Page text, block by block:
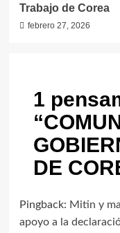
Trabajo de Corea
febrero 27, 2026
1
“
DE
Pingback: Mitin y
apoyo a la